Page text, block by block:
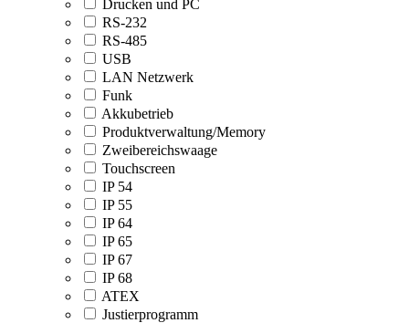
Drucken und PC
RS-232
RS-485
USB
LAN Netzwerk
Funk
Akkubetrieb
Produktverwaltung/Memory
Zweibereichswaage
Touchscreen
IP 54
IP 55
IP 64
IP 65
IP 67
IP 68
ATEX
Justierprogramm